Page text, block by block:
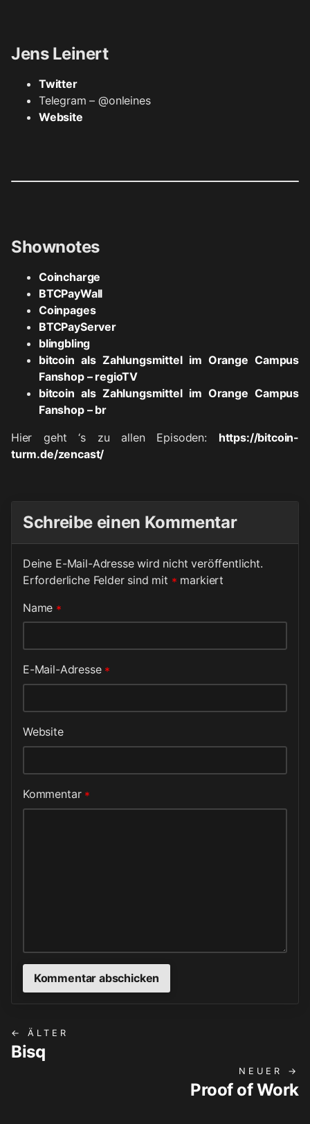
Jens Leinert
Twitter
Telegram – @onleines
Website
Shownotes
Coincharge
BTCPayWall
Coinpages
BTCPayServer
blingbling
bitcoin als Zahlungsmittel im Orange Campus
Fanshop – regioTV
bitcoin als Zahlungsmittel im Orange Campus
Fanshop – br
Hier geht ‘s zu allen Episoden: https://bitcoin-
turm.de/zencast/
Schreibe einen Kommentar
Deine E-Mail-Adresse wird nicht veröffentlicht.
Erforderliche Felder sind mit * markiert
Name *
E-Mail-Adresse *
Website
Kommentar *
← ÄLTER
Bisq
NEUER →
Proof of Work